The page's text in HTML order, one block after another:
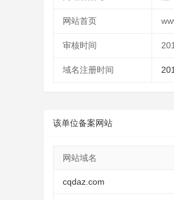
网站首页
审核时间
域名注册时间
该单位备案网站
网站域名
cqdaz.com